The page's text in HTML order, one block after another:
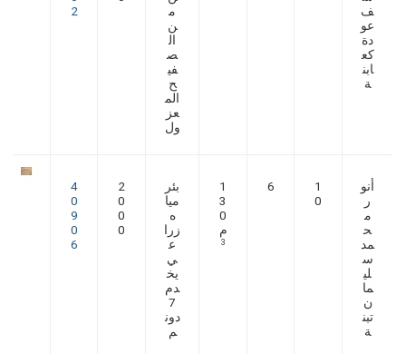
ف
عو
دة
كع
ابن
ة
م
ن
ال
ص
في
ح
الم
عز
ول
2
أنو
ر
م
ح
مد
س
لي
ما
ن
تبن
ة
1
0
6
1
3
0
م
3
بئر
ميا
ه
زرا
ع
ي
يخ
دم
7
دون
م
2
0
0
0
4
0
9
0
6